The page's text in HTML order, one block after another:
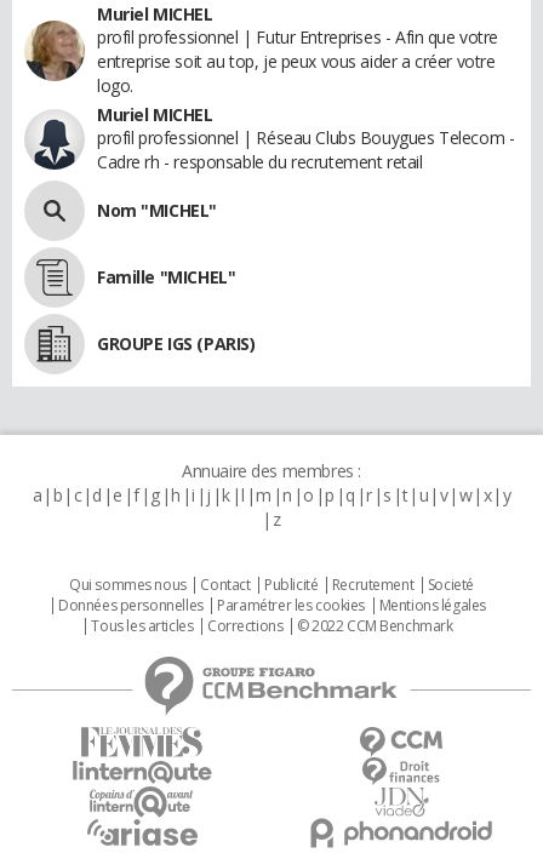
Muriel MICHEL
profil professionnel | Futur Entreprises - Afin que votre
entreprise soit au top, je peux vous aider a créer votre
logo.
Muriel MICHEL
profil professionnel | Réseau Clubs Bouygues Telecom -
Cadre rh - responsable du recrutement retail
Nom "MICHEL"
Famille "MICHEL"
GROUPE IGS (PARIS)
Annuaire des membres :
a b c d e f g h i j k l m n o p q r s t u v w x y
z
Qui sommes nous Contact Publicité Recrutement
Societé
Données personnelles
Paramétrer les cookies
Mentions légales
Tous les articles
Corrections © 2022 CCM Benchmark